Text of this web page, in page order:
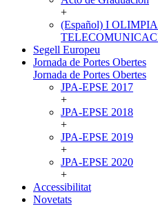
+
(Español) I
Segell Europeu
Jornada de Portes Obertes
Jornada de Portes Obertes
JPA-EPSE 2017
+
JPA-EPSE 2018
+
JPA-EPSE 2019
+
JPA-EPSE 2020
+
Accessibilitat
Novetats